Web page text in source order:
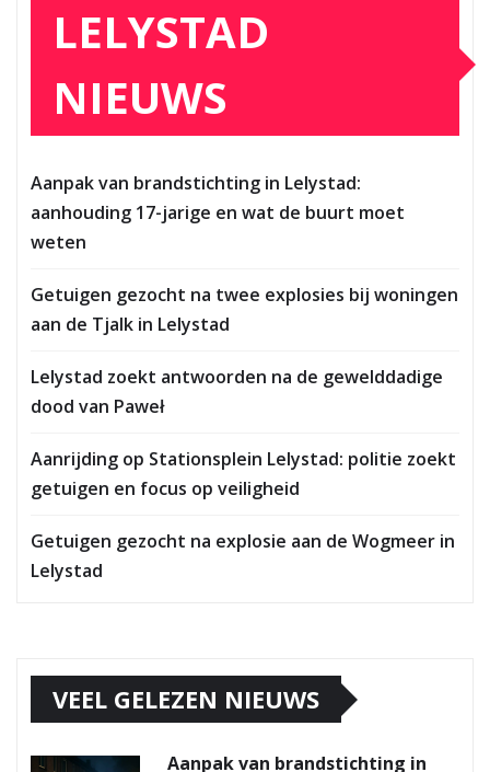
LELYSTAD
NIEUWS
Aanpak van brandstichting in Lelystad:
aanhouding 17-jarige en wat de buurt moet
weten
Getuigen gezocht na twee explosies bij woningen
aan de Tjalk in Lelystad
Lelystad zoekt antwoorden na de gewelddadige
dood van Paweł
Aanrijding op Stationsplein Lelystad: politie zoekt
getuigen en focus op veiligheid
Getuigen gezocht na explosie aan de Wogmeer in
Lelystad
VEEL GELEZEN NIEUWS
Aanpak van brandstichting in